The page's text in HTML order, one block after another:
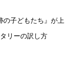
の子どもたち』が上
リーの訳し方